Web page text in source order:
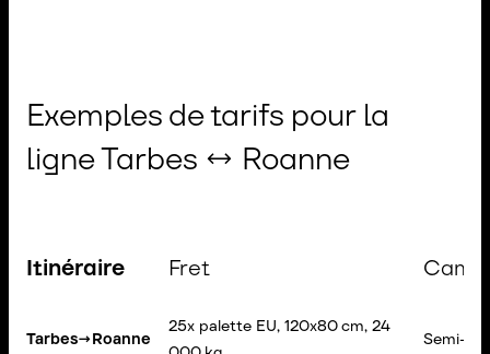
Exemples de tarifs pour la
ligne Tarbes ↔ Roanne
Itinéraire Fret
Tarbes→Roanne
25x palette EU, 120x80 cm, 24
Semi-